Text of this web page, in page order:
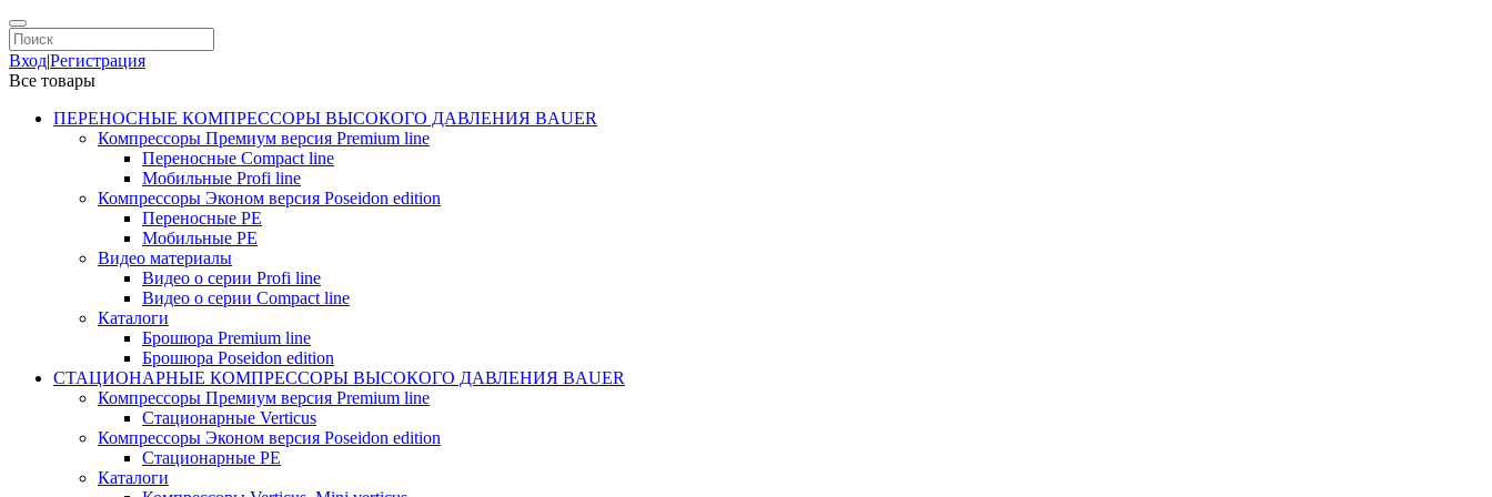
Вход|Регистрация
Все товары
ПЕРЕНОСНЫЕ КОМПРЕССОРЫ ВЫСОКОГО ДАВЛЕНИЯ BAUER
Компрессоры Премиум версия Premium line
Переносные Compact line
Мобильные Profi line
Компрессоры Эконом версия Poseidon edition
Переносные PE
Мобильные PE
Видео материалы
Видео о серии Profi line
Видео о серии Compact line
Каталоги
Брошюра Premium line
Брошюра Poseidon edition
СТАЦИОНАРНЫЕ КОМПРЕССОРЫ ВЫСОКОГО ДАВЛЕНИЯ BAUER
Компрессоры Премиум версия Premium line
Стационарные Verticus
Компрессоры Эконом версия Poseidon edition
Стационарные PE
Каталоги